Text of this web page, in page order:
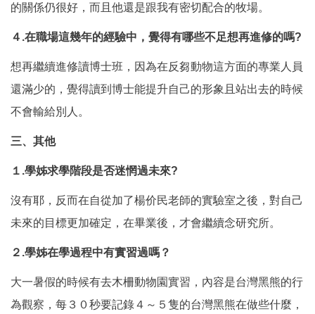
的關係仍很好，而且他還是跟我有密切配合的牧場。
４.在職場這幾年的經驗中，覺得有哪些不足想再進修的嗎?
想再繼續進修讀博士班，因為在反芻動物這方面的專業人員
還滿少的，覺得讀到博士能提升自己的形象且站出去的時候
不會輸給別人。
三、其他
１.學姊求學階段是否迷惘過未來?
沒有耶，反而在自從加了楊价民老師的實驗室之後，對自己
未來的目標更加確定，在畢業後，才會繼續念研究所。
２.學姊在學過程中有實習過嗎？
大一暑假的時候有去木柵動物園實習，內容是台灣黑熊的行
為觀察，每３０秒要記錄４～５隻的台灣黑熊在做些什麼，